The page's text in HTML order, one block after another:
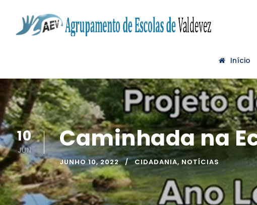
Início
10
JUN Caminhada na
JUNHO 10, 2022 CIDADANIA, NOTÍCIAS